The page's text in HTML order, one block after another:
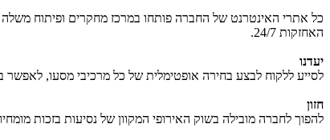
האחזקות 24/7.
יעדנו
לסייע ללקוח לבצע בחירה אופטימלית של כל מרכיבי מסעו,
חזון
להפוך לחברה מובילה בשוק האירופי המקוון של נסיעות בזכות